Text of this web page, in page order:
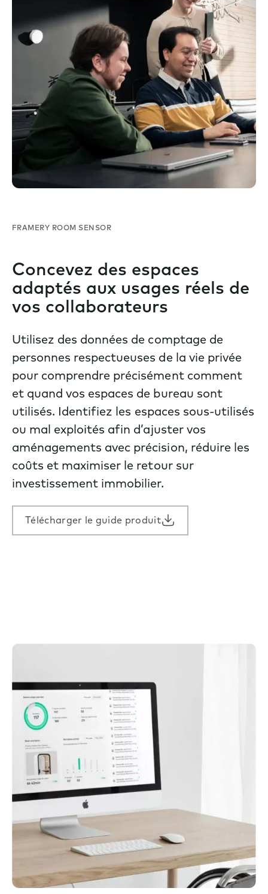
FRAMERY ROOM SENSOR
Concevez des espaces
adaptés aux usages réels de
vos collaborateurs
Utilisez des données de comptage de
personnes respectueuses de la vie privée
pour comprendre précisément comment
et quand vos espaces de bureau sont
utilisés. Identifiez les espaces sous-utilisés
ou mal exploités afin d’ajuster vos
aménagements avec précision, réduire les
coûts et maximiser le retour sur
investissement immobilier.
Télécharger le guide produit